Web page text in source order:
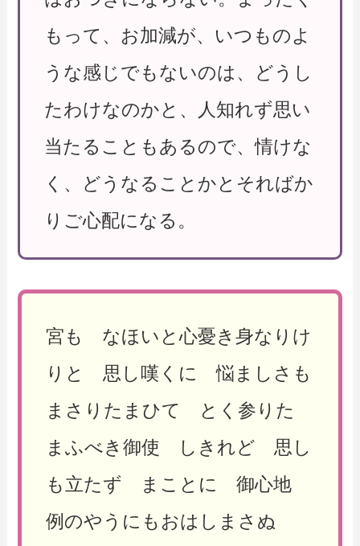
もって、お加減が、いつものよ
うな感じでもないのは、どうし
たわけなのかと、人知れず思い
当たることもあるので、情けな
く、どうなることかとそればか
りご心配になる。
宮も なほいと心憂き身なりけ
りと 思し嘆くに 悩ましさも
まさりたまひて とく参りた
まふべき御使 しきれど 思し
も立たず まことに 御心地
例のやうにもおはしまさぬ